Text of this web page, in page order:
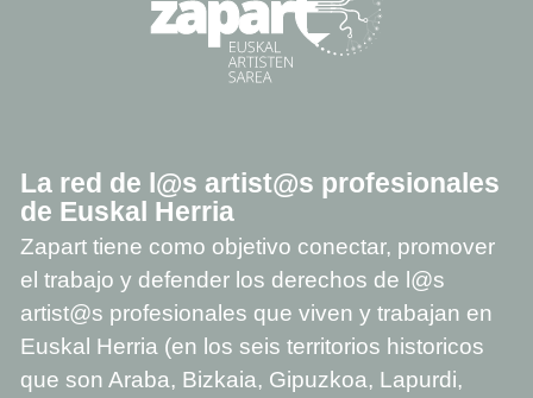
La red de l@s artist@s profesionales
de Euskal Herria
Zapart tiene como objetivo conectar, promover
el trabajo y defender los derechos de l@s
artist@s profesionales que viven y trabajan en
Euskal Herria (en los seis territorios historicos
que son Araba, Bizkaia, Gipuzkoa, Lapurdi,